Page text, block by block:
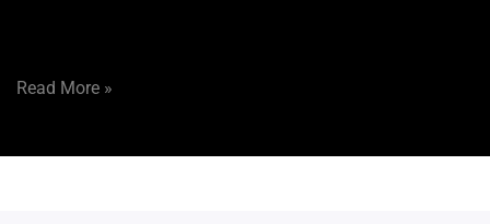
Read More »